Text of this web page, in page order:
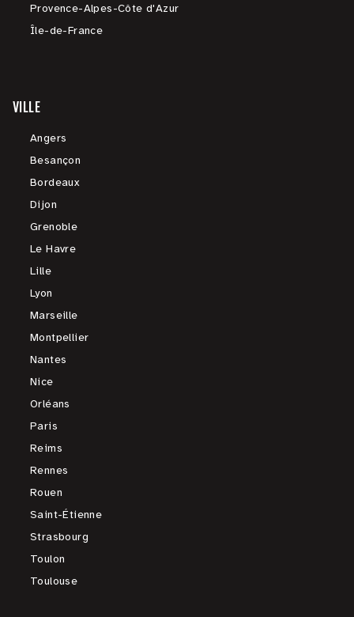
Provence-Alpes-Côte d'Azur
Île-de-France
VILLE
Angers
Besançon
Bordeaux
Dijon
Grenoble
Le Havre
Lille
Lyon
Marseille
Montpellier
Nantes
Nice
Orléans
Paris
Reims
Rennes
Rouen
Saint-Étienne
Strasbourg
Toulon
Toulouse